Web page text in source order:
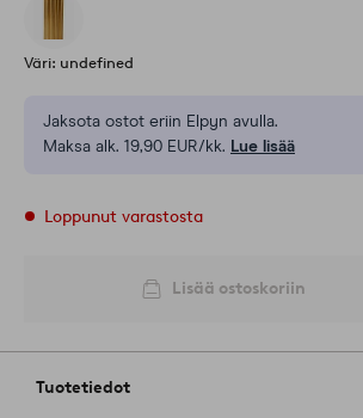
Väri: undefined
Jaksota ostot eriin Elpyn avulla.
Maksa alk. 19,90 EUR/kk. Lue lisää
Loppunut varastosta
Lisää ostoskoriin
Tuotetiedot